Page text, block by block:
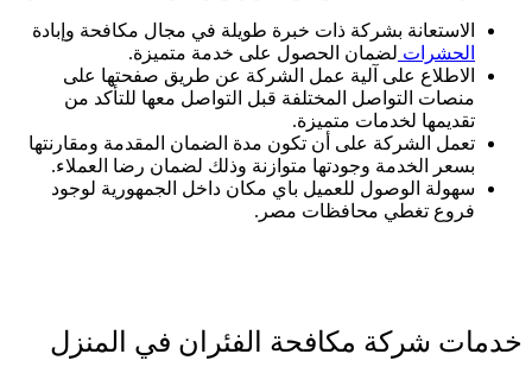
الاستعانة بشركة ذات خبرة طويلة في مجال مكافحة وإبادة
الحشرات لضمان الحصول على خدمة متميزة.
الاطلاع على آلية عمل الشركة عن طريق صفحتها على
منصات التواصل المختلفة قبل التواصل معها للتأكد من
تقديمها لخدمات متميزة.
تعمل الشركة على أن تكون مدة الضمان المقدمة ومقارنتها
بسعر الخدمة وجودتها متوازنة وذلك لضمان رضا العملاء.
سهولة الوصول للعميل باي مكان داخل الجمهورية لوجود
فروع تغطي محافظات مصر.
خدمات شركة مكافحة الفئران في المنزل